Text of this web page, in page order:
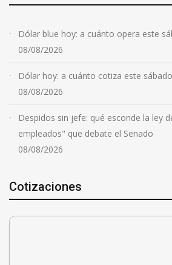
Dólar blue hoy: a cuánto opera este
08/08/2026
Dólar hoy: a cuánto cotiza este
08/08/2026
Despidos sin jefe: qué esconde la ley
empleados" que debate el Senado
08/08/2026
Cotizaciones